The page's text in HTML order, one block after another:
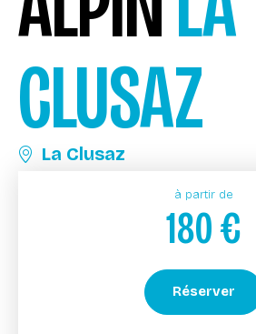
CLUSAZ
La Clusaz
à partir de
180€
Réserver